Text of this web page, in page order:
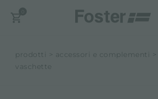
prodotti accessori e complementi
vaschette